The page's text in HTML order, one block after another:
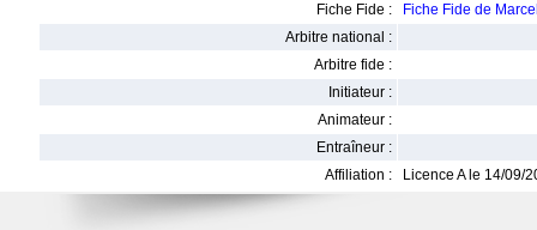
Fiche Fide :
Fiche Fide de
Arbitre national :
Arbitre fide :
Initiateur :
Animateur :
Entraîneur :
Affiliation :
Licence A le 14/09/